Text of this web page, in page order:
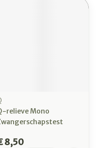
relieve Mono
8,50